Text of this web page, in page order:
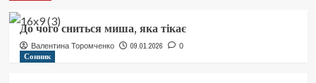
До чого сниться миша, яка тікає
Валентина Торомченко 09.01.2026 0
Сонник